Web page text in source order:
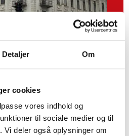
Detaljer Om
cookies
vores indhold og
til sociale medier og til
deler også oplysninger om
for at være